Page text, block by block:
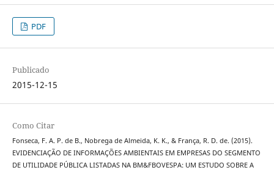
PDF
Publicado
2015-12-15
Como Citar
Fonseca, F. A. P. de B., Nobrega de Almeida, K. K., & França, R. D. de. (2015).
EVIDENCIAÇÃO DE INFORMAÇÕES AMBIENTAIS EM EMPRESAS DO SEGMENTO
DE UTILIDADE PÚBLICA LISTADAS NA BM&FBOVESPA: UM ESTUDO SOBRE A